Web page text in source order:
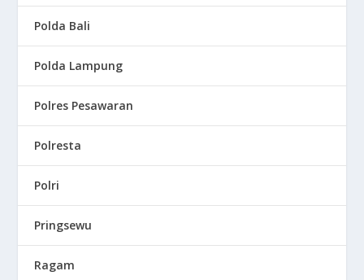
Polda Bali
Polda Lampung
Polres Pesawaran
Polresta
Polri
Pringsewu
Ragam